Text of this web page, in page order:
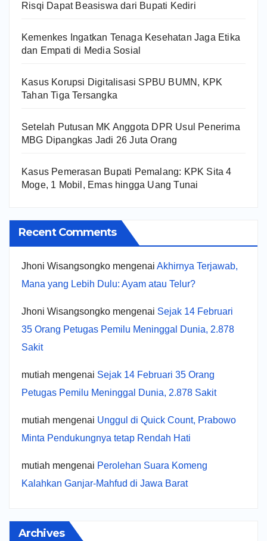
Risqi Dapat Beasiswa dari Bupati Kediri
Kemenkes Ingatkan Tenaga Kesehatan Jaga Etika
dan Empati di Media Sosial
Kasus Korupsi Digitalisasi SPBU BUMN, KPK
Tahan Tiga Tersangka
Setelah Putusan MK Anggota DPR Usul Penerima
MBG Dipangkas Jadi 26 Juta Orang
Kasus Pemerasan Bupati Pemalang: KPK Sita 4
Moge, 1 Mobil, Emas hingga Uang Tunai
Recent Comments
Jhoni Wisangsongko mengenai Akhirnya Terjawab,
Mana yang Lebih Dulu: Ayam atau Telur?
Jhoni Wisangsongko mengenai Sejak 14 Februari
35 Orang Petugas Pemilu Meninggal Dunia, 2.878
Sakit
mutiah mengenai Sejak 14 Februari 35 Orang
Petugas Pemilu Meninggal Dunia, 2.878 Sakit
mutiah mengenai Unggul di Quick Count, Prabowo
Minta Pendukungnya tetap Rendah Hati
mutiah mengenai Perolehan Suara Komeng
Kalahkan Ganjar-Mahfud di Jawa Barat
Archives